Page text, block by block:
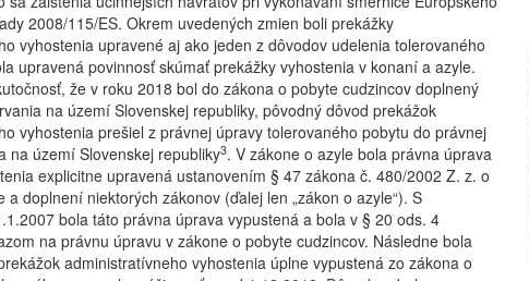
2008/115/ES. Okrem uvedených zmien boli prekážky
vyhostenia upravené aj ako jeden z dôvodov udelenia tolerovaného
upravená povinnosť skúmať prekážky vyhostenia v konaní a azyle.
že v roku 2018 bol do zákona o pobyte cudzincov doplnený
na území Slovenskej republiky, pôvodný dôvod prekážok
vyhostenia prešiel z právnej úpravy tolerovaného pobytu do právnej
na území Slovenskej republiky3. V zákone o azyle bola právna úprava
explicitne upravená ustanovením § 47 zákona č. 480/2002 Z. z. o
a doplnení niektorých zákonov (ďalej len „zákon o azyle“). S
bola táto právna úprava vypustená a bola v § 20 ods. 4
na právnu úpravu v zákone o pobyte cudzincov. Následne bola
administratívneho vyhostenia úplne vypustená zo zákona o